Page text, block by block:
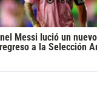
Messi lució un
a la Selección